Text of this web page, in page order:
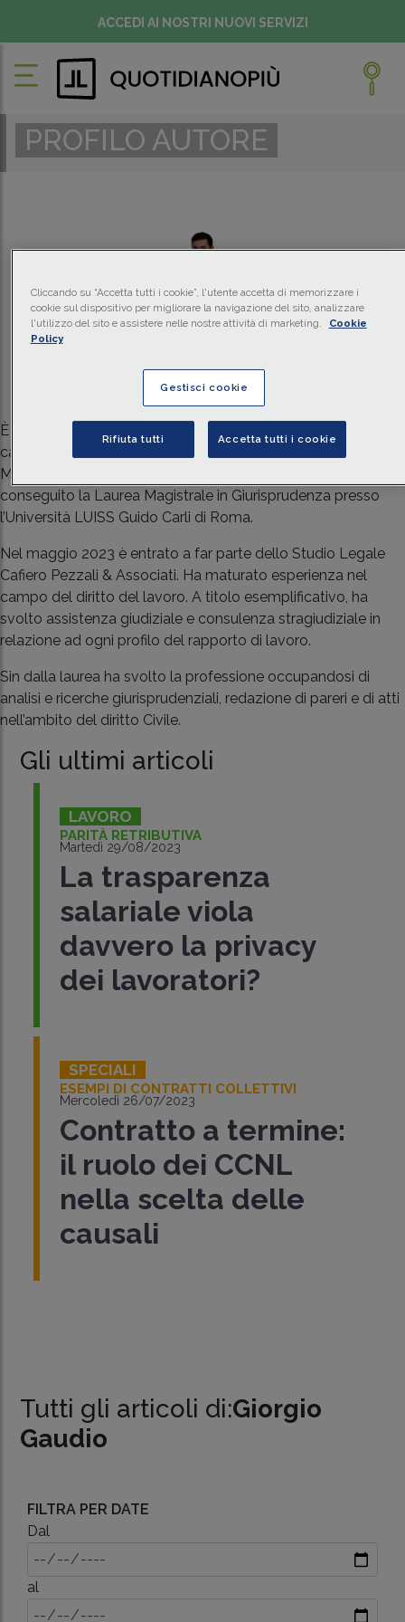
ACCEDI AI NOSTRI NUOVI SERVIZI
PROFILO AUTORE
GIORGIO GAUDIO
Avvocato giuslavorista - Studio Cafiero Pezzali & Associati
È avvocato del Foro di Roma dal 2017. Ha dato avvio alla
carriera forense nel 2013 presso lo Studio Legale dell’Avv.
Mario Assennato di Roma, giuslavorista, appena dopo aver
conseguito la Laurea Magistrale in Giurisprudenza presso
l’Università LUISS Guido Carli di Roma.
Nel maggio 2023 è entrato a far parte dello Studio Legale
Cafiero Pezzali & Associati. Ha maturato esperienza nel
campo del diritto del lavoro. A titolo esemplificativo, ha
svolto assistenza giudiziale e consulenza stragiudiziale in
relazione ad ogni profilo del rapporto di lavoro.
Sin dalla laurea ha svolto la professione occupandosi di
analisi e ricerche giurisprudenziali, redazione di pareri e di atti
nell’ambito del diritto Civile.
Gli ultimi articoli
LAVORO
PARITÀ RETRIBUTIVA
Martedì 29/08/2023
La trasparenza
salariale viola
davvero la privacy
dei lavoratori?
SPECIALI
ESEMPI DI CONTRATTI COLLETTIVI
Mercoledì 26/07/2023
Contratto a termine:
il ruolo dei CCNL
nella scelta delle
causali
Tutti gli articoli di:Giorgio
Gaudio
FILTRA PER DATE
Dal
al
Cliccando su “Accetta tutti i cookie”, l'utente accetta di memorizzare i
cookie sul dispositivo per migliorare la navigazione del sito, analizzare
l'utilizzo del sito e assistere nelle nostre attività di marketing.
Cookie
Policy
Gestisci cookie
Rifiuta tutti Accetta tutti i cookie